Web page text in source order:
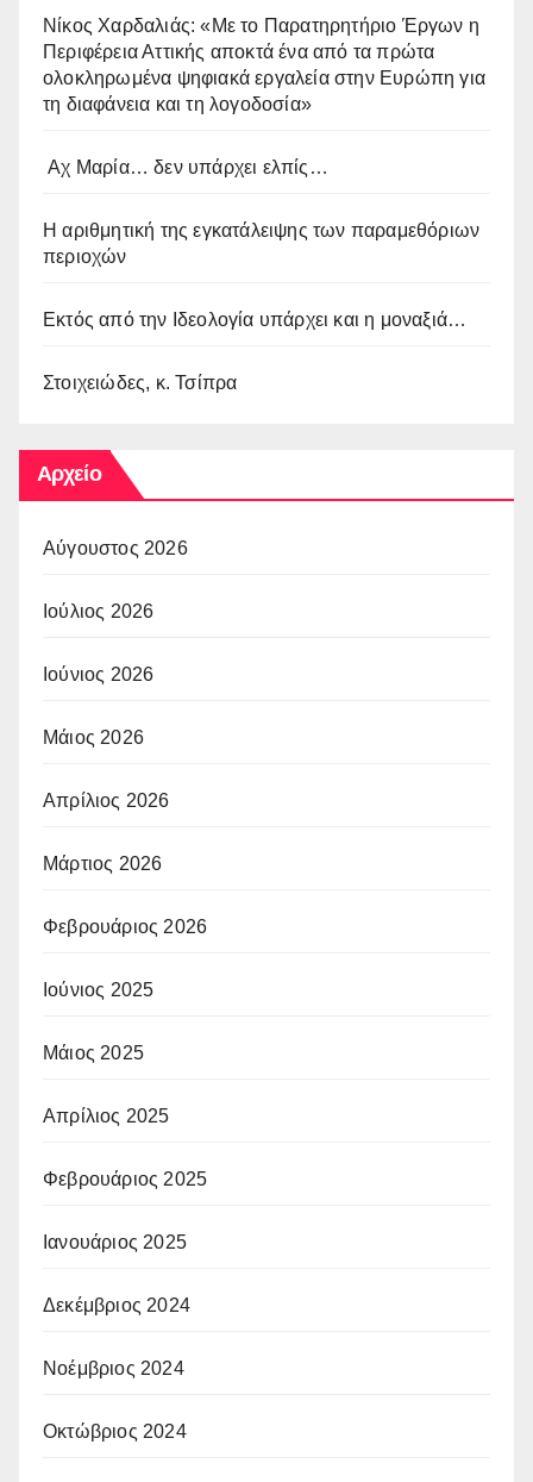
Νίκος Χαρδαλιάς: «Με το Παρατηρητήριο Έργων η
Περιφέρεια Αττικής αποκτά ένα από τα πρώτα
ολοκληρωμένα ψηφιακά εργαλεία στην Ευρώπη για
τη διαφάνεια και τη λογοδοσία»
Αχ Μαρία… δεν υπάρχει ελπίς…
Η αριθμητική της εγκατάλειψης των παραμεθόριων
περιοχών
Εκτός από την Ιδεολογία υπάρχει και η μοναξιά…
Στοιχειώδες, κ. Τσίπρα
Αρχείο
Αύγουστος 2026
Ιούλιος 2026
Ιούνιος 2026
Μάιος 2026
Απρίλιος 2026
Μάρτιος 2026
Φεβρουάριος 2026
Ιούνιος 2025
Μάιος 2025
Απρίλιος 2025
Φεβρουάριος 2025
Ιανουάριος 2025
Δεκέμβριος 2024
Νοέμβριος 2024
Οκτώβριος 2024